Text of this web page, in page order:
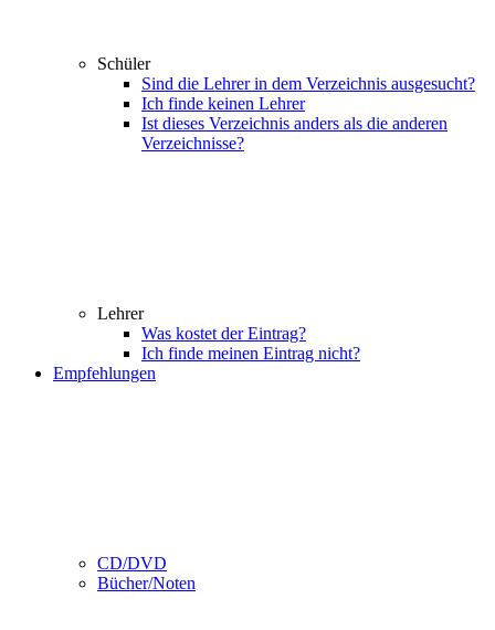
Schüler
Sind die Lehrer in dem Verzeichnis ausgesucht?
Ich finde keinen Lehrer
Ist dieses Verzeichnis anders als die anderen
Verzeichnisse?
Lehrer
Was kostet der Eintrag?
Ich finde meinen Eintrag nicht?
Empfehlungen
CD/DVD
Bücher/Noten